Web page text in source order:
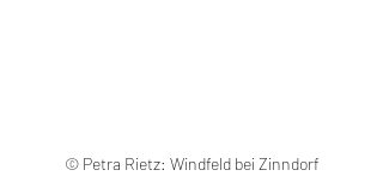
© Petra Rietz: Windfeld bei Zinndorf